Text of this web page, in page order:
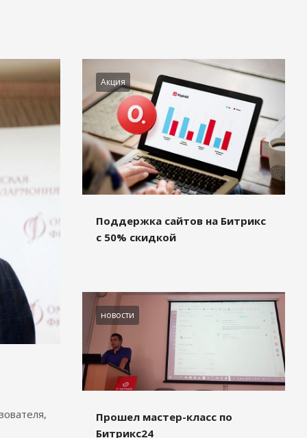
Акция
Поддержка сайтов на Битрикс
с 50% скидкой
новости
Прошел мастер-класс по
Битрикс24